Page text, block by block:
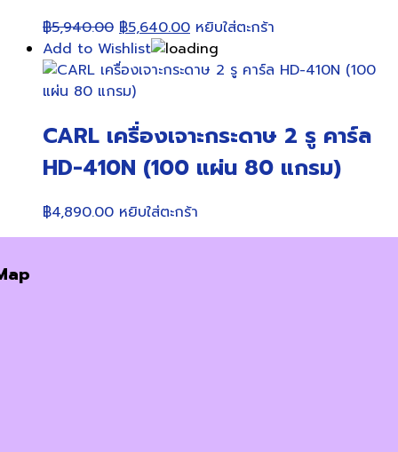
฿5,940.00 Original
price
was:
฿5,940.00.
฿5,640.00Current
price
is:
หยิบใส่ตะกร้า
Add to Wishlist
CARL เครื่องเจาะกระดาษ 2 รู คาร์ล
HD-410N (100 แผ่น 80 แกรม)
฿4,890.00 หยิบใส่ตะกร้า